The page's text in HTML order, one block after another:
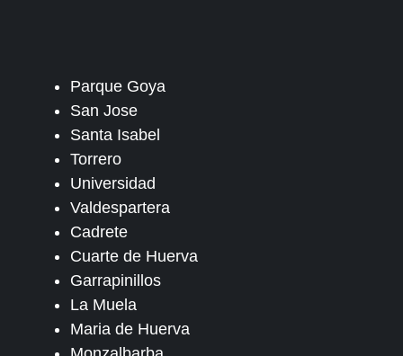
Parque Goya
San Jose
Santa Isabel
Torrero
Universidad
Valdespartera
Cadrete
Cuarte de Huerva
Garrapinillos
La Muela
Maria de Huerva